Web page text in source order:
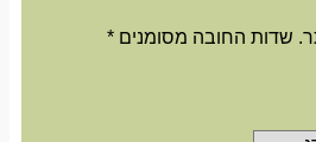
שדות החובה מסומנים*